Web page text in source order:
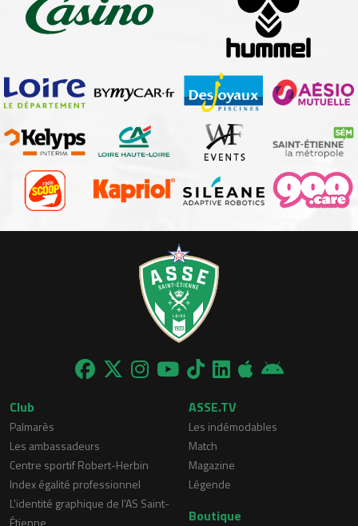
Club
Palmarès
Les ambassadeurs
Centre sportif Robert-Herbin
Index égalité professionnel
L'identité graphique de l'AS Saint-
Étienne
ASSE.TV
Les indémodables
Match
Magazine
Légende
Boutique